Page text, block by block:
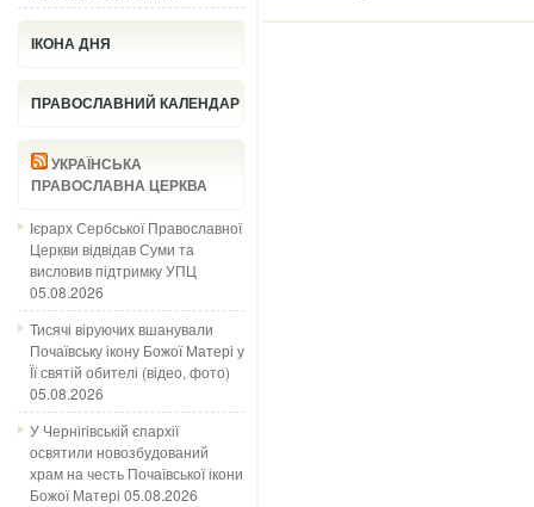
ІКОНА ДНЯ
ПРАВОСЛАВНИЙ КАЛЕНДАР
УКРАЇНСЬКА
ПРАВОСЛАВНА ЦЕРКВА
Ієрарх Сербської Православної
Церкви відвідав Суми та
висловив підтримку УПЦ
05.08.2026
Тисячі віруючих вшанували
Почаївську ікону Божої Матері у
Її святій обителі (відео, фото)
05.08.2026
У Чернігівській єпархії
освятили новозбудований
храм на честь Почаївської ікони
Божої Матері 05.08.2026